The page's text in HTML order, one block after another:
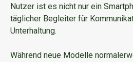
Nutzer ist es nicht nur ein
täglicher Begleiter für
Unterhaltung.
Während neue Modelle